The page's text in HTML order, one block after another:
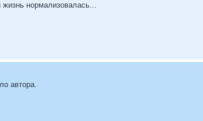
жизнь нормализовалась...
автора.